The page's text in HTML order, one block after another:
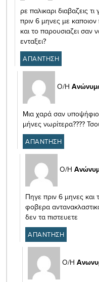
ρε παλικαρι διαβαζεις
πριν 6 μηνες με
και το παρουσιαζει σαν
ενταξει?
ΑΠΑΝΤΗΣΗ
Ο/Η
Μια χαρά σαν
μήνες νωρίτερα????
ΑΠΑΝΤΗΣΗ
Ο/Η
Πηγε πριν 6 μηνες και
φοβερα
δεν τα πιστευετε
ΑΠΑΝΤΗΣΗ
Ο/Η